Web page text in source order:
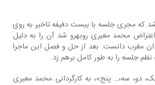
که مجری جلسه با بیست دفیفه تاخیر به روی
سن آمد و وقتی با اعتراض محمد معیری روبه‎رو شد آن را به دلیل
مغرب دانست. بعد از حل و فصل این ماجرا
نظم جلسه را به طور کامل برهم زد.
دو، سه،… پنج»، به کارگردانی محمد معیری